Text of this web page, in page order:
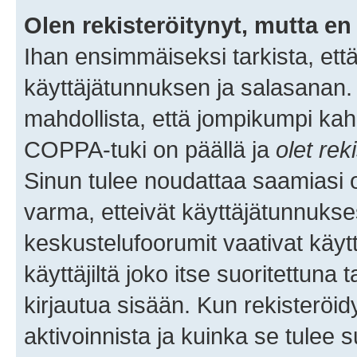
Olen rekisteröitynyt, mutta
Ihan ensimmäiseksi tarkista,
käyttäjätunnuksen ja
mahdollista, että jompikumpi
COPPA-tuki on päällä ja olet
Sinun tulee noudattaa saamiasi
varma, etteivät
keskustelufoorumit vaativat
käyttäjiltä joko itse suoritettuna
kirjautua sisään. Kun
aktivoinnista ja kuinka se tulee